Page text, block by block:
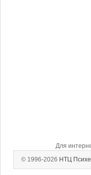
Для
© 1996-2026 НТЦ